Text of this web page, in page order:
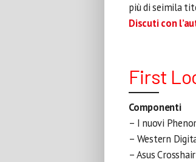
più di seimila
Discuti con
First
Componenti
– I nuovi
– Western
– Asus